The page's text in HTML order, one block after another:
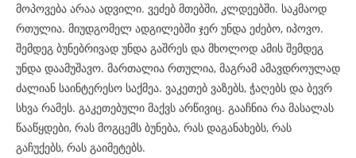
მოპოვება არაა ადვილი. ვეძებ მთებში, კლდეებში. საკმაოდ
რთულია. მიუდგომელ ადგილებში ჯერ უნდა ეძებო, იპოვო.
შემდეგ ბუნებრივად უნდა გაშრეს და მხოლოდ ამის შემდეგ
უნდა დაამუშავო. მართალია რთულია, მაგრამ ამავდროულად
ძალიან საინტერესო საქმეა. ვაკეთებ ვაზებს, ჭაღებს და ბევრ
სხვა რამეს. გაკეთებული მაქვს არწივიც. გააჩნია რა მასალას
წააწყდები, რას მოგცემს ბუნება, რას დაგანახებს, რას
გაჩუქებს, რას გაიმეტებს.